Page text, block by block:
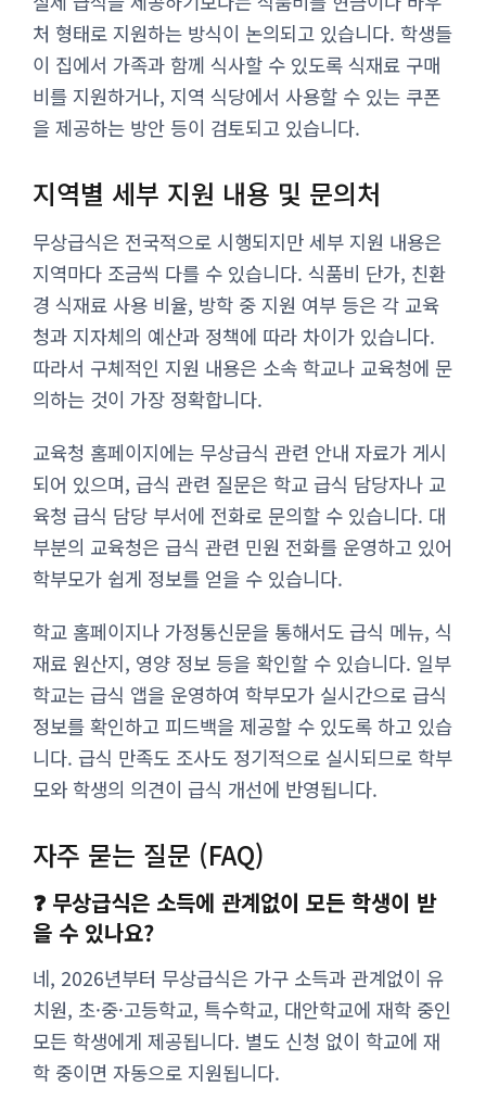
처 형태로 지원하는 방식이 논의되고 있습니다. 학생들
이 집에서 가족과 함께 식사할 수 있도록 식재료 구매
비를 지원하거나, 지역 식당에서 사용할 수 있는 쿠폰
을 제공하는 방안 등이 검토되고 있습니다.
지역별 세부 지원 내용 및 문의처
무상급식은 전국적으로 시행되지만 세부 지원 내용은
지역마다 조금씩 다를 수 있습니다. 식품비 단가, 친환
경 식재료 사용 비율, 방학 중 지원 여부 등은 각 교육
청과 지자체의 예산과 정책에 따라 차이가 있습니다.
따라서 구체적인 지원 내용은 소속 학교나 교육청에 문
의하는 것이 가장 정확합니다.
교육청 홈페이지에는 무상급식 관련 안내 자료가 게시
되어 있으며, 급식 관련 질문은 학교 급식 담당자나 교
육청 급식 담당 부서에 전화로 문의할 수 있습니다. 대
부분의 교육청은 급식 관련 민원 전화를 운영하고 있어
학부모가 쉽게 정보를 얻을 수 있습니다.
학교 홈페이지나 가정통신문을 통해서도 급식 메뉴, 식
재료 원산지, 영양 정보 등을 확인할 수 있습니다. 일부
학교는 급식 앱을 운영하여 학부모가 실시간으로 급식
정보를 확인하고 피드백을 제공할 수 있도록 하고 있습
니다. 급식 만족도 조사도 정기적으로 실시되므로 학부
모와 학생의 의견이 급식 개선에 반영됩니다.
자주 묻는 질문 (FAQ)
❓ 무상급식은 소득에 관계없이 모든 학생이 받
을 수 있나요?
네, 2026년부터 무상급식은 가구 소득과 관계없이 유
치원, 초·중·고등학교, 특수학교, 대안학교에 재학 중인
모든 학생에게 제공됩니다. 별도 신청 없이 학교에 재
학 중이면 자동으로 지원됩니다.